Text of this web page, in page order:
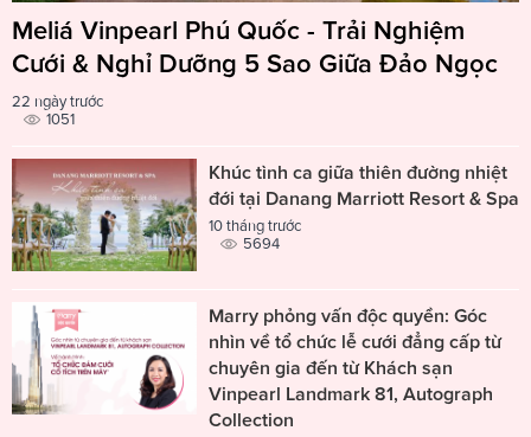
Meliá Vinpearl Phú Quốc - Trải Nghiệm
Cưới & Nghỉ Dưỡng 5 Sao Giữa Đảo Ngọc
22 ngày trước
1051
Khúc tình ca giữa thiên đường nhiệt
đới tại Danang Marriott Resort & Spa
10 tháng trước
5694
Marry phỏng vấn độc quyền: Góc
nhìn về tổ chức lễ cưới đẳng cấp từ
chuyên gia đến từ Khách sạn
Vinpearl Landmark 81, Autograph
Collection